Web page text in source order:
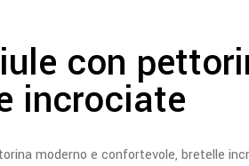
con
incrociate
moderno e confortevole, bretelle